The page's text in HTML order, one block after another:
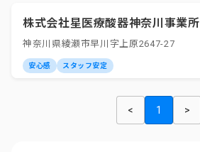
株式会社星医療酸器神奈川事業所
神奈川県綾瀬市早川字上原2647-27
安心感 スタッフ安定
< 1 >